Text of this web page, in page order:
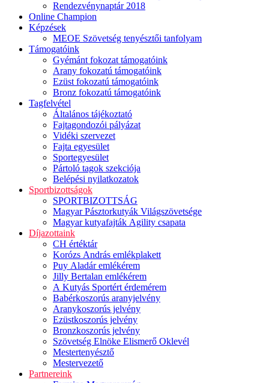
Rendezvénynaptár 2018
Online Champion
Képzések
MEOE Szövetség tenyésztői tanfolyam
Támogatóink
Gyémánt fokozat támogatóink
Arany fokozatú támogatóink
Ezüst fokozatú támogatóink
Bronz fokozatú támogatóink
Tagfelvétel
Általános tájékoztató
Fajtagondozói pályázat
Vidéki szervezet
Fajta egyesület
Sportegyesület
Pártoló tagok szekciója
Belépési nyilatkozatok
Sportbizottságok
SPORTBIZOTTSÁG
Magyar Pásztorkutyák Világszövetsége
Magyar kutyafajták Agility csapata
Díjazottaink
CH értéktár
Korózs András emlékplakett
Puy Aladár emlékérem
Jilly Bertalan emlékérem
A Kutyás Sportért érdemérem
Babérkoszorús aranyjelvény
Aranykoszorús jelvény
Ezüstkoszorús jelvény
Bronzkoszorús jelvény
Szövetség Elnöke Elismerő Oklevél
Mestertenyésztő
Mestervezető
Partnereink